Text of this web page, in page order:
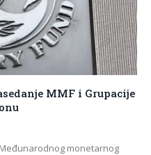
MMF i Grupacije
monetarnog